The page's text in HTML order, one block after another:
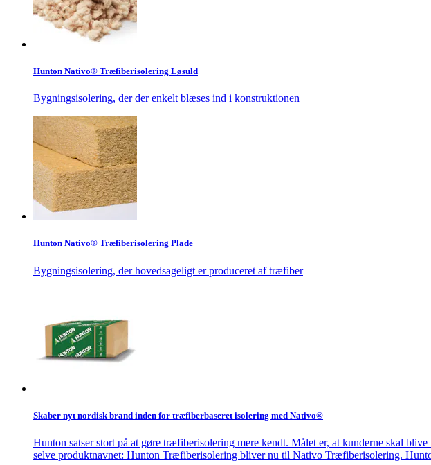
Hunton Nativo® Træfiberisolering Løsuld
Bygningsisolering, der der enkelt blæses ind i konstruktionen
Hunton Nativo® Træfiberisolering Plade
Bygningsisolering, der hovedsageligt er produceret af træfiber
Skaber nyt nordisk brand inden for træfiberbaseret isolering med Nativo®
Hunton satser stort på at gøre træfiberisolering mere kendt. Målet er, at kunderne skal
selve produktnavnet: Hunton Træfiberisolering bliver nu til Nativo Træfiberisolering.